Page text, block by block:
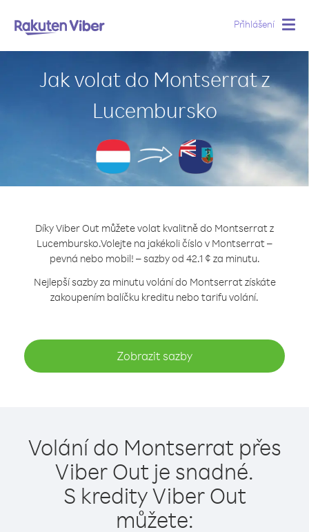
Přihlášení
Jak volat do Montserrat z
Lucembursko
Díky Viber Out můžete volat kvalitně do Montserrat z
Lucembursko.Volejte na jakékoli číslo v Montserrat –
pevná nebo mobil! – sazby od 42.1 ¢ za minutu.
Nejlepší sazby za minutu volání do Montserrat získáte
zakoupením balíčku kreditu nebo tarifu volání.
Zobrazit sazby
Volání do Montserrat přes
Viber Out je snadné.
S kredity Viber Out
můžete: